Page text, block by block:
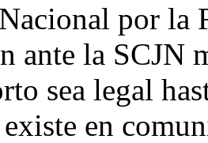
por la
ante la SCJN
sea legal
en